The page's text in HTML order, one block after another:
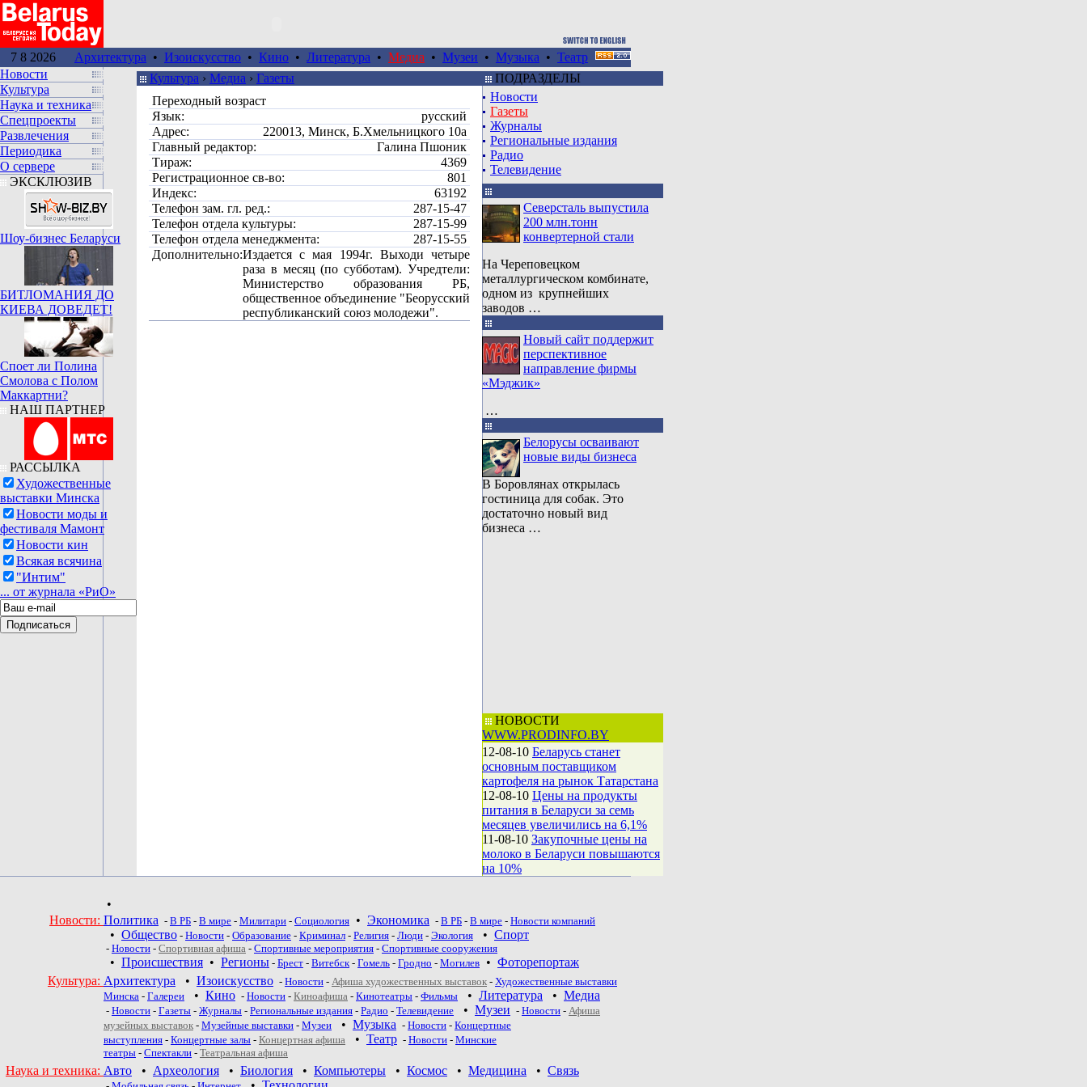
7 8 2026 Архитектура • Изоискусство • Кино • Литература • Медиа • Музеи • Музыка • Театр
Новости
Культура
Наука и техника
Спецпроекты
Развлечения
Периодика
О сервере
ЭКСКЛЮЗИВ
Шоу-бизнес Беларуси
БИТЛОМАНИЯ ДО
КИЕВА ДОВЕДЕТ!
Споет ли Полина
Смолова с Полом
Маккартни?
НАШ ПАРТНЕР
РАССЫЛКА
Художественные
выставки Минска
Новости моды и
фестиваля Мамонт
Новости кин
Всякая всячина
"Интим"
... от журнала «РиО»
Культура › Медиа › Газеты
Переходный возраст
Язык:
русский
Адрес:
220013, Минск, Б.Хмельницкого 10а
Главный редактор:
Галина Пшоник
Тираж:
4369
Регистрационное св-во:
801
Индекс:
63192
Телефон зам. гл. ред.:
287-15-47
Телефон отдела культуры:
287-15-99
Телефон отдела менеджмента:
287-15-55
Дополнительно:Издается с мая 1994г. Выходи четыре
раза в месяц (по субботам). Учредтели:
Министерство образования РБ,
общественное объединение "Беорусский
республиканский союз молодежи".
ПОДРАЗДЕЛЫ
Новости
Газеты
Журналы
Региональные издания
Радио
Телевидение
Северсталь выпустила
200 млн.тонн
конвертерной стали
На Череповецком
металлургическом комбинате,
одном из крупнейших
заводов …
Новый сайт поддержит
перспективное
направление фирмы
«Мэджик»
…
Белорусы осваивают
новые виды бизнеса
В Боровлянах открылась
гостиница для собак. Это
достаточно новый вид
бизнеса …
НОВОСТИ
WWW.PRODINFO.BY
12-08-10 Беларусь станет
основным поставщиком
картофеля на рынок Татарстана
12-08-10 Цены на продукты
питания в Беларуси за семь
месяцев увеличились на 6,1%
11-08-10 Закупочные цены на
молоко в Беларуси повышаются
на 10%
•
Новости: Политика - В РБ - В мире - Милитари - Социология • Экономика - В РБ - В мире - Новости компаний
• Общество - Новости - Образование - Криминал - Религия - Люди - Экология • Спорт
- Новости - Спортивная афиша - Спортивные мероприятия - Спортивные сооружения
• Происшествия • Регионы - Брест - Витебск- Гомель - Гродно - Могилев • Фоторепортаж
Культура: Архитектура • Изоискусство - Новости - Афиша художественных выставок - Художественные выставки
Минска - Галереи • Кино - Новости - Киноафиша - Кинотеатры - Фильмы • Литература • Медиа
- Новости - Газеты - Журналы - Региональные издания - Радио - Телевидение • Музеи - Новости - Афиша
музейных выставок - Музейные выставки - Музеи • Музыка - Новости - Концертные
выступления - Концертные залы - Концертная афиша • Театр - Новoсти - Минские
театры - Спектакли - Театральная афиша
Наука и техника: Авто • Археология • Биология • Компьютеры • Космос • Медицина • Связь